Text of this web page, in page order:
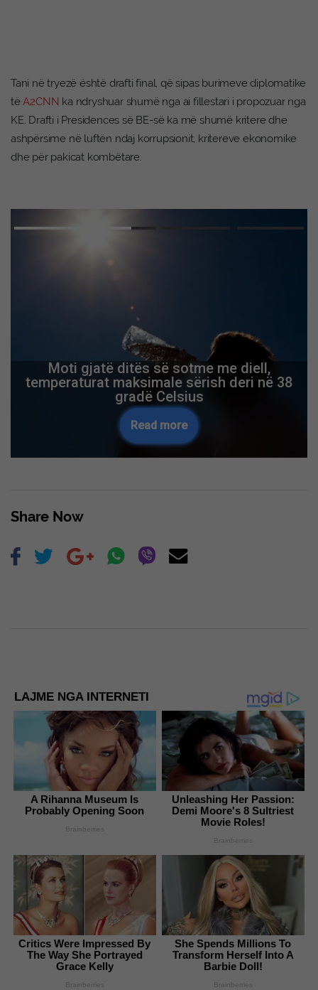
Tani në tryezë është drafti final, që sipas burimeve diplomatike
tëA2CNN ka ndryshuar shumë nga ai fillestari i propozuar nga
KE. Drafti i Presidences së BE-së ka më shumë kritere dhe
ashpërsime në luftën ndaj korrupsionit, kritereve ekonomike
dhe për pakicat kombëtare.
Moti gjatë ditës së sotme me diell,
temperaturat maksimale sërish deri në 38
gradë Celsius
Read more
Share Now
LAJME NGA INTERNETI
A Rihanna Museum Is
Probably Opening Soon
Brainberries
Unleashing Her Passion:
Demi Moore's 8 Sultriest
Movie Roles!
Brainberries
Critics Were Impressed By
The Way She Portrayed
Grace Kelly
Brainberries
She Spends Millions To
Transform Herself Into A
Barbie Doll!
Brainberries